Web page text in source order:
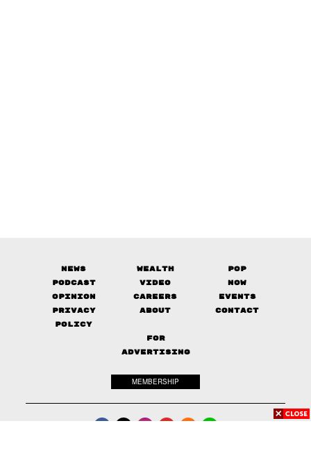
News Wealth
Pop
Podcast
Video
Now
Opinion
Careers
Events
Privacy
Policy
About Contact
FOR
ADVERTISING
MEMBERSHIP